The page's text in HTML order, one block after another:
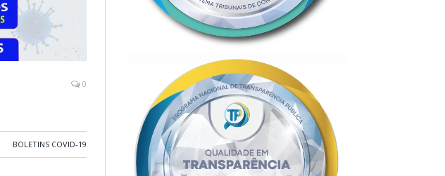
0
BOLETINS COVID-19